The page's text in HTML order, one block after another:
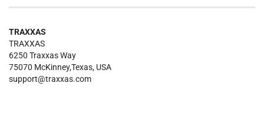
TRAXXAS
TRAXXAS
6250 Traxxas Way
75070 McKinney,Texas, USA
support@traxxas.com